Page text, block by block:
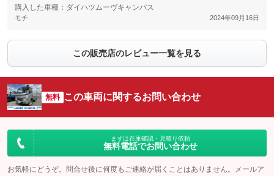
購入した車種：ダイハツムーヴキャンバス
モチ 2024年09月16日
この販売店のレビュー一覧を見る
無料 この車両に関するお問い合わせ
まずは在庫確認・見積り依頼
無料電話でお問い合わせ
お気軽にどうぞ。問合せ後に何度もご連絡が届くことはありません。メールア